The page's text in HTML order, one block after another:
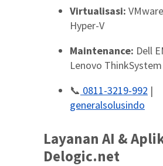
Virtualisasi:
Hyper-V
Maintenance: Dell
Lenovo ThinkSystem
📞 0811-3219-992 |
generalsolusindo
Layanan AI &
Delogic.net